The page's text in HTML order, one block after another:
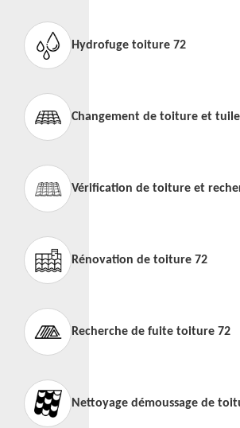
Hydrofuge toiture 72
Changement de toiture et
Vérification de toiture et
Rénovation de toiture 72
Recherche de fuite toiture 72
Nettoyage démoussage de